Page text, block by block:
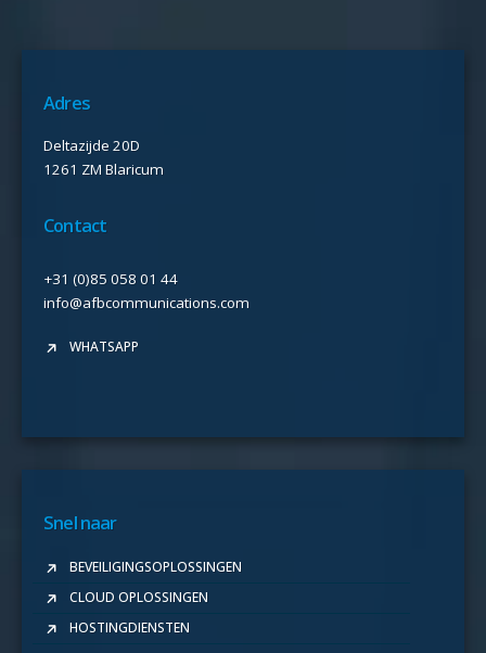
Adres
Deltazijde 20D
1261 ZM Blaricum
Contact
+31 (0)85 058 01 44
info@afbcommunications.com
WHATSAPP
Snel naar
BEVEILIGINGSOPLOSSINGEN
CLOUD OPLOSSINGEN
HOSTINGDIENSTEN